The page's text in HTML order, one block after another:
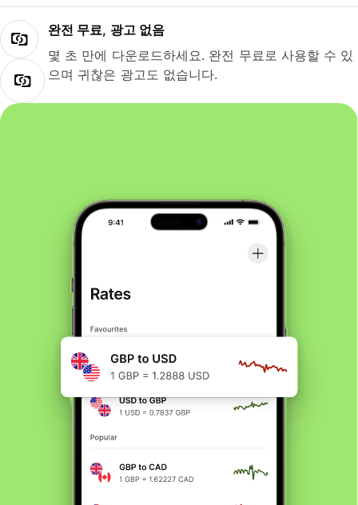
완전 무료, 광고 없음
몇 초 만에 다운로드하세요. 완전 무료로 사용할 수 있
으며 귀찮은 광고도 없습니다.